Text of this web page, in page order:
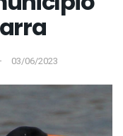
03/06/2023